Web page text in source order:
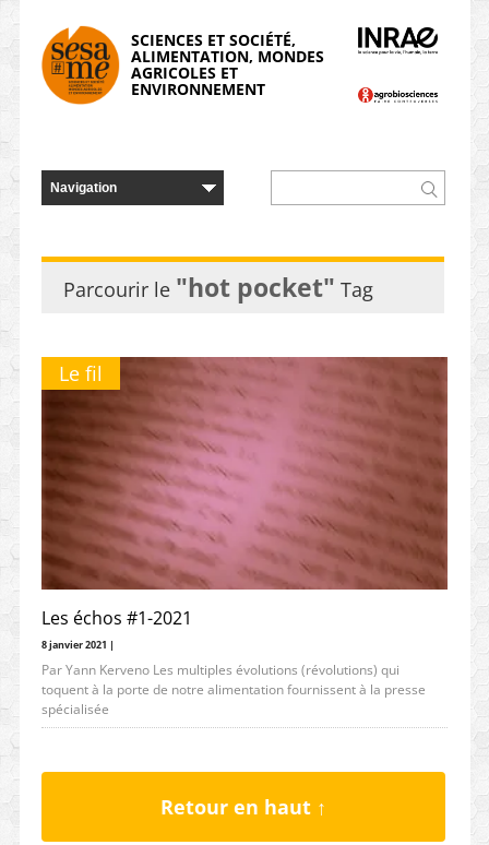
SCIENCES ET SOCIÉTÉ,
ALIMENTATION, MONDES
AGRICOLES ET
ENVIRONNEMENT
Parcourir le "hot pocket" Tag
Le fil
Les échos #1-2021
8 janvier 2021 |
Par Yann Kerveno Les multiples évolutions (révolutions) qui
toquent à la porte de notre alimentation fournissent à la presse
spécialisée
Retour en haut ↑